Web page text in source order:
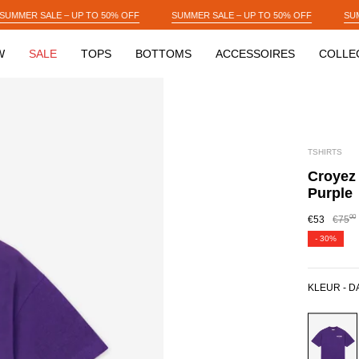
OFF SUMMER SALE – UP TO 50% OFF SUMMER SALE – UP TO 50%
SALE TOPS BOTTOMS ACCESSOIRES
TSHIRTS
Purple
€53 €7500
- 30%
KLEUR -
PURPLE